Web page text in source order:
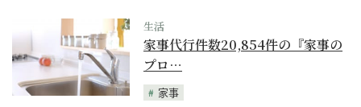
生活
家事代行件数20,854件の『家事の
プロ…
家事